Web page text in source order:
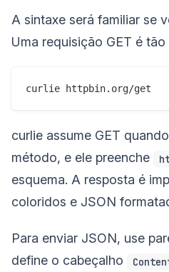
A sintaxe será familiar se
Uma requisição GET é
curlie assume GET
método, e ele preenche
esquema. A resposta é
coloridos e JSON
Para enviar JSON, use
define o cabeçalho